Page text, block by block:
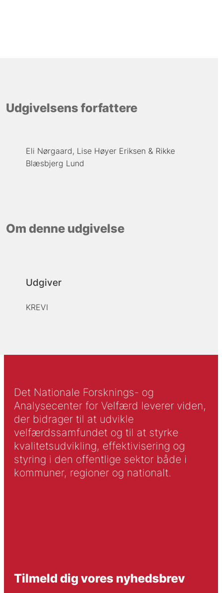
Udgivelsens forfattere
Eli Nørgaard Lise Høyer Eriksen
Rikke
Blæsbjerg Lund
Om denne udgivelse
Udgiver
KREVI
Det Nationale Forsknings- og
Analysecenter for Velfærd leverer viden,
der bidrager til at udvikle
velfærdssamfundet og til at styrke
kvalitetsudvikling, effektivisering og
styring i den offentlige sektor både i
kommuner, regioner og nationalt.
Tilmeld dig vores nyhedsbrev